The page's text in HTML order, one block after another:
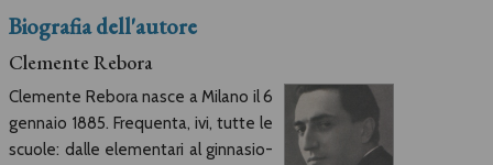
Biografia dell'autore
Clemente Rebora
Clemente Rebora nasce a Milano il 6
gennaio 1885. Frequenta, ivi, tutte le
scuole: dalle elementari al ginnasio-